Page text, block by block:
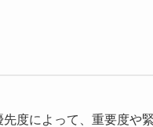
度によって、重要度や